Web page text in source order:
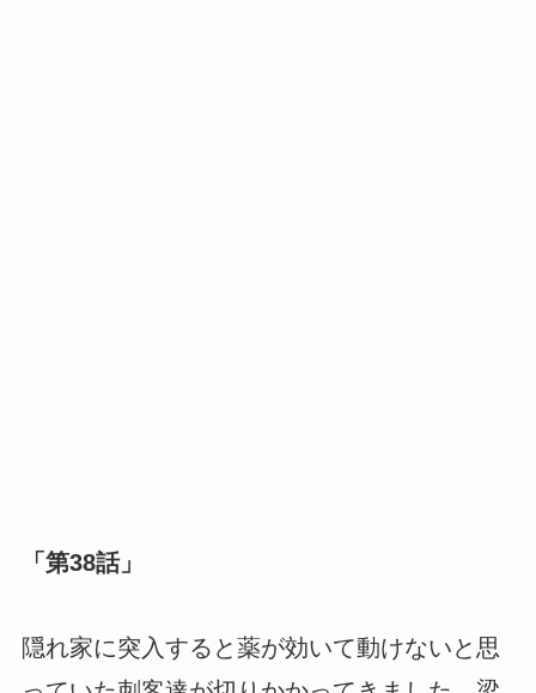
「第38話」
隠れ家に突入すると薬が効いて動けないと思